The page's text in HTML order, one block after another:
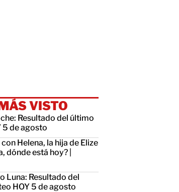
VISTO
Resultado del último
5 de agosto
Helena, la hija de Elize
dónde está hoy? |
Luna: Resultado del
HOY 5 de agosto